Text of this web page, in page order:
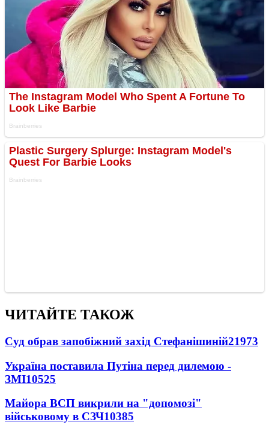
ЧИТАЙТЕ ТАКОЖ
Суд обрав запобіжний захід Стефанішиній21973
Україна поставила Путіна перед дилемою -
ЗМІ10525
Майора ВСП викрили на "допомозі"
військовому в СЗЧ10385